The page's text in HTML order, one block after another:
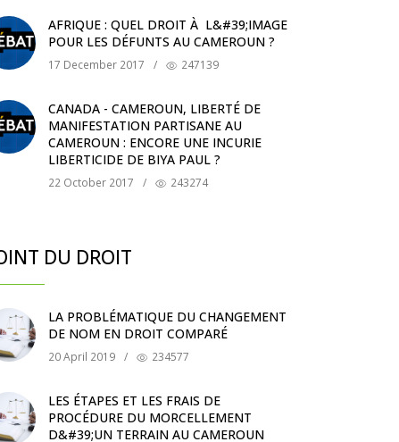
AFRIQUE : QUEL DROIT À L&#39;IMAGE
POUR LES DÉFUNTS AU CAMEROUN ?
17 December 2017 / 247139
CANADA - CAMEROUN, LIBERTÉ DE
MANIFESTATION PARTISANE AU
CAMEROUN : ENCORE UNE INCURIE
LIBERTICIDE DE BIYA PAUL ?
22 October 2017 / 243274
DU DROIT
LA PROBLÉMATIQUE DU CHANGEMENT
DE NOM EN DROIT COMPARÉ
20 April 2019 / 234577
LES ÉTAPES ET LES FRAIS DE
PROCÉDURE DU MORCELLEMENT
D&#39;UN TERRAIN AU CAMEROUN